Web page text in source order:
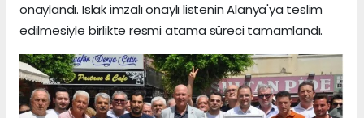
onaylandı. Islak imzalı onaylı listenin Alanya'ya teslim
edilmesiyle birlikte resmi atama süreci tamamlandı.